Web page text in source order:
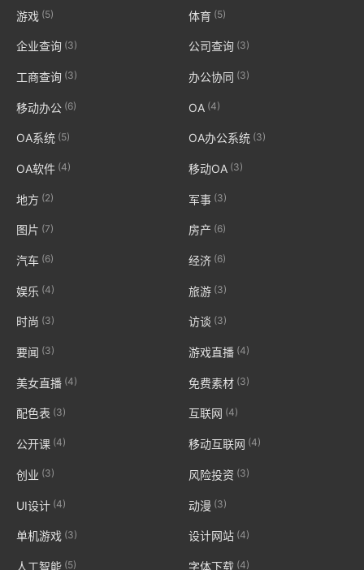
游戏 (5) 体育(5)
企业查询 (3) 公司查询(3)
工商查询 (3) 办公协同 (3)
移动办公 (6) OA (4)
OA系统 (5) OA办公系统(3)
OA软件 (4) 移动OA (3)
地方 (2) 军事 (3)
图片 (7) 房产 (6)
汽车 (6) 经济(6)
娱乐 (4) 旅游(3)
时尚 (3) 访谈 (3)
要闻 (3) 游戏直播(4)
美女直播 (4) 免费素材(3)
配色表 (3) 互联网 (4)
公开课 (4) 移动互联网 (4)
创业 (3) 风险投资 (3)
UI设计 (4) 动漫 (3)
单机游戏 (3) 设计网站(4)
人工智能 (5) 字体下载(4)